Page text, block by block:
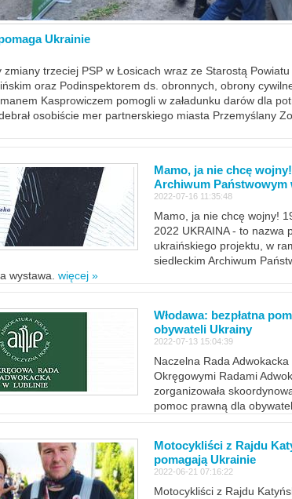
Ukrainie
zmiany trzeciej PSP w Łosicach wraz ze Starostą
oraz Podinspektorem ds. obronnych, obrony
Kasprowiczem pomogli w załadunku darów dla
osobiście mer partnerskiego miasta Przemyślany
Mamo, ja nie chcę
Archiwum Państwowym
2022-07-16 11:35:48
Mamo, ja nie chcę wojny!
2022 UKRAINA - to nazwa
ukraińskiego projektu, w
siedleckim Archiwum
wystawa. więcej »
Włodawa: bezpłatna
obywateli Ukrainy
2022-07-13 15:04:39
Naczelna Rada Adwokacka
Okręgowymi Radami
zorganizowała
pomoc prawną dla
Motocykliści z Rajdu
pomagają Ukrainie
2022-06-21 07:16:22
Motocykliści z Rajdu